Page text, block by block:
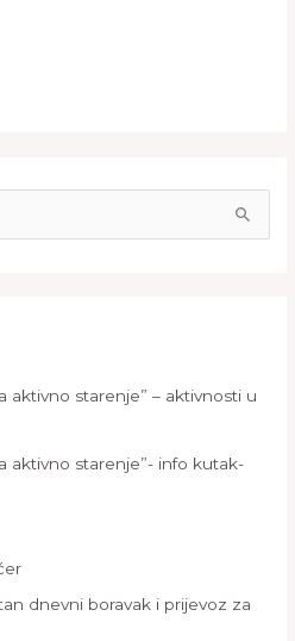
aktivno starenje” – aktivnosti u
aktivno starenje”- info kutak-
dnevni boravak i prijevoz za